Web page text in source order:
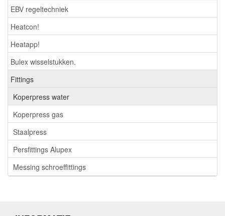
EBV regeltechniek
Heatcon!
Heatapp!
Bulex wisselstukken.
Fittings
Koperpress water
Koperpress gas
Staalpress
Persfittings Alupex
Messing schroeffittings